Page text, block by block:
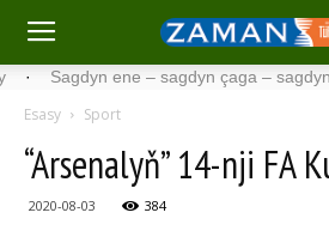
Sagdyn ene – sagdyn çaga – sagdyn
Esasy Sport
“Arsenalyň” 14-nji FA
2020-08-03 384